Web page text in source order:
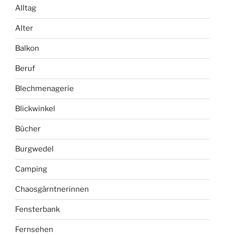
Alltag
Alter
Balkon
Beruf
Blechmenagerie
Blickwinkel
Bücher
Burgwedel
Camping
Chaosgärntnerinnen
Fensterbank
Fernsehen